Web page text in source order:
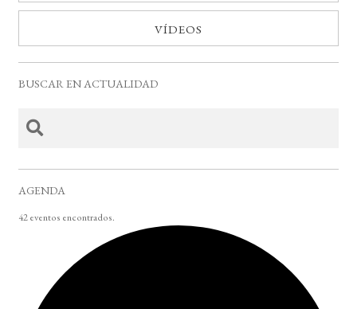
VÍDEOS
BUSCAR EN ACTUALIDAD
AGENDA
42 eventos encontrados.